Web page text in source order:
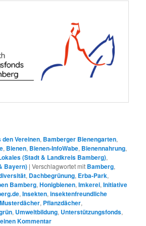
den Vereinen, Bamberger Bienengarten,
, Bienen, Bienen-InfoWabe, Bienennahrung,
(Stadt & Landkreis Bamberg),
Bayern) |Verschlagwortet mit Bamberg,
, Dachbegrünung, Erba-Park,
Bamberg,Honigbienen,Imkerei,Initiative
,Insekten,insektenfreundliche
Musterdächer, Pflanzdächer,
, Umweltbildung, Unterstützungsfonds,
Kommentar